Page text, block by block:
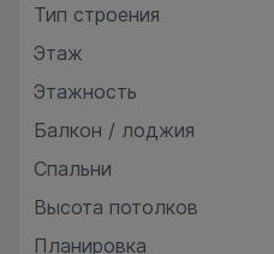
Тип строения
Этаж
Этажность
Балкон / лоджия
Спальни
Высота потолков
Планировка